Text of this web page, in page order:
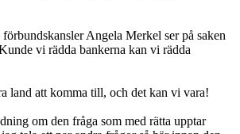
Angela Merkel ser på saken
vi rädda bankerna kan vi rädda
land att komma till, och det kan vi vara!
om den fråga som med rätta upptar